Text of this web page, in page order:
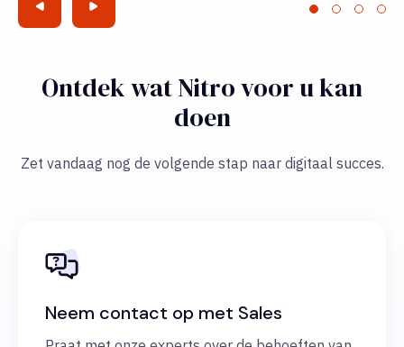
Ontdek wat Nitro voor u kan
doen
Zet vandaag nog de volgende stap naar digitaal succes.
Neem contact op met Sales